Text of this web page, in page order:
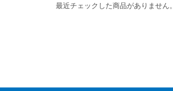
最近チェックした商品がありません。